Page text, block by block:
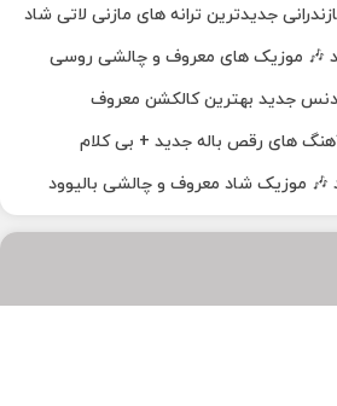
جدیدترین ترانه های مازنی لاتی شاد
🎶 موزیک‌ های معروف و چالشی روسی
جدید بهترین کالکشن معروف
های رقص باله جدید + بی کلام
🎶 موزیک شاد معروف و چالشی بالیوود